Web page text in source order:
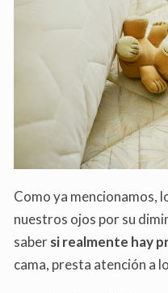
Como ya mencionamos,
nuestros ojos por su
sabersi realmente hay
cama, presta atención a